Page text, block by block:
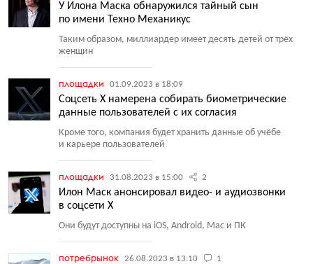
У Илона Маска обнаружился тайный сын
по имени Техно Механикус
Таким образом, миллиардер имеет десять детей от трёх
женщин
площадки 01.09.2023 в 18:09
Соцсеть X намерена собирать биометрические
данные пользователей с их согласия
Кроме того, компания будет хранить данные об учёбе
и карьере пользователей
площадки 31.08.2023 в 15:00 2
Илон Маск анонсировал видео- и аудиозвонки
в соцсети X
Они будут доступны на iOS, Android, Mac и ПК
потребрынок 26.08.2023 в 13:10 1